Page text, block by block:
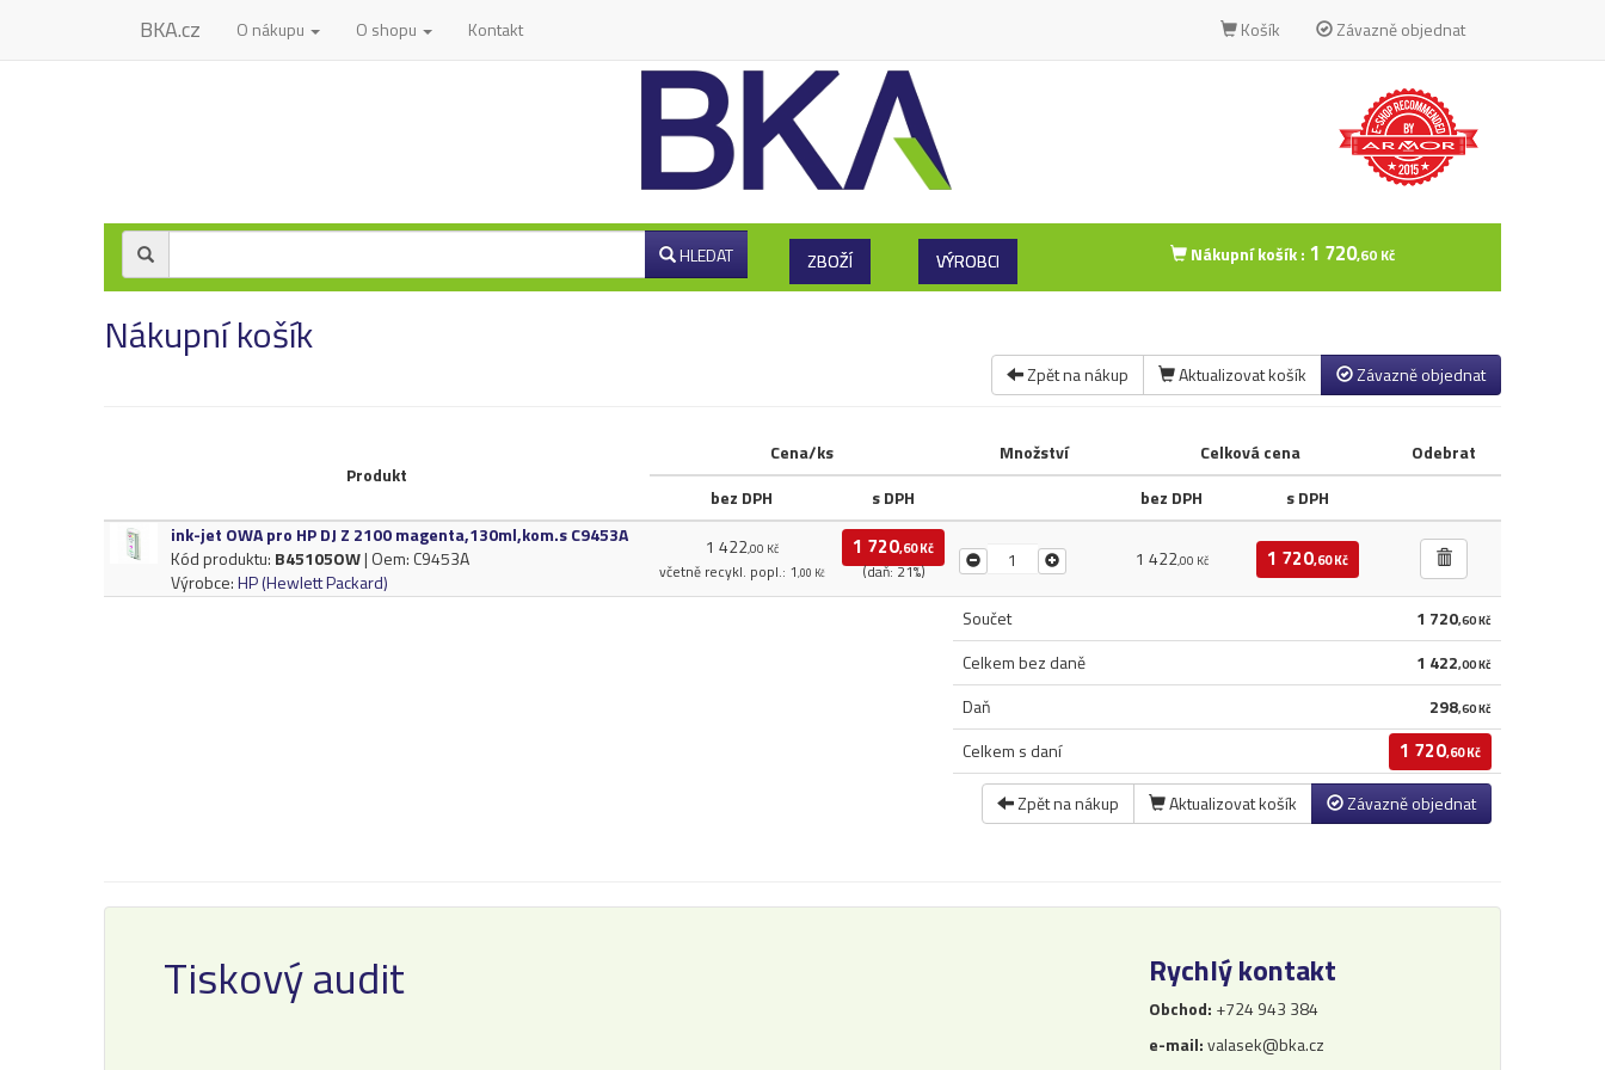
BKA.cz O nákupu O shopu Kontakt Košík Závazně objednat
HLEDAT ZBOŽÍ VÝROBCI Nákupní košík : 1 720,60 Kč
Nákupní košík
Zpět na nákup Aktualizovat košík Závazně objednat
Produkt
Cena/ks Množství Celková cena
Odebrat
bez DPH
s DPH bez DPH
s DPH
ink-​jet OWA pro HP DJ Z 2100 magenta,​130ml,​kom.​s C9453A
Kód produktu: B45105OW| Oem: C9453A
Výrobce:HP (Hewlett Packard)
1 422,00 Kč
včetně recykl. popl.: 1,00 Kč
1 720,60 Kč
(daň: 21%)
1 422,00 Kč 1 720,60 Kč
Součet 1 720,60 Kč
Celkem bez daně 1 422,00 Kč
Daň 298,60 Kč
Celkem s daní 1 720,60 Kč
Zpět na nákup Aktualizovat košík Závazně objednat
Tiskový audit Rychlý kontakt
Obchod: +724 943 384
e-mail:valasek@bka.cz